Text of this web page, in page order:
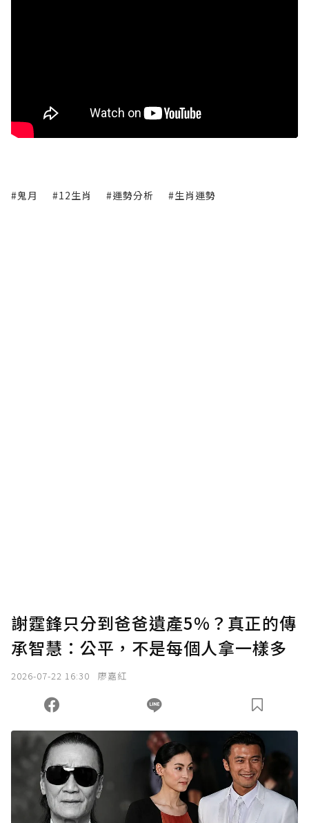
#鬼月 #12生肖 #運勢分析 #生肖運勢
謝霆鋒只分到爸爸遺產5%？真正的傳
承智慧：公平，不是每個人拿一樣多
2026-07-22 16:30 廖嘉紅